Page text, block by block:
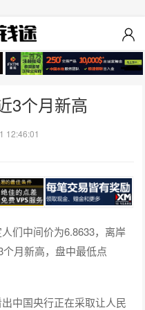
3个月新高
12:46:01
们中间价为6.8633，离岸
月新高，盘中最低点
中国央行正在采取让人民